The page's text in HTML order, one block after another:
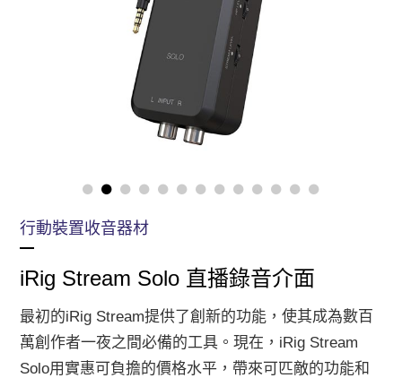
行動裝置收音器材
iRig Stream Solo 直播錄音介面
最初的iRig Stream提供了創新的功能，使其成為數百
萬創作者一夜之間必備的工具。現在，iRig Stream
Solo用實惠可負擔的價格水平，帶來可匹敵的功能和